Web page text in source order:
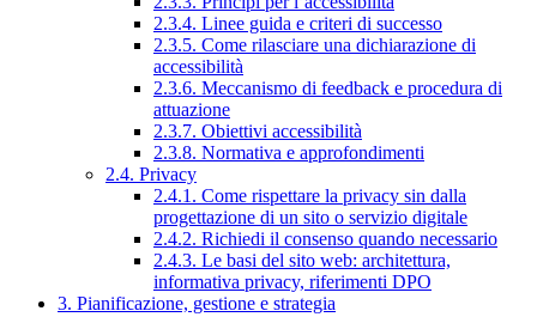
2.3.4. Linee guida e criteri di successo
2.3.5. Come rilasciare una dichiarazione di
accessibilità
2.3.6. Meccanismo di feedback e procedura di
attuazione
2.3.7. Obiettivi accessibilità
2.3.8. Normativa e approfondimenti
2.4. Privacy
2.4.1. Come rispettare la privacy sin dalla
progettazione di un sito o servizio digitale
2.4.2. Richiedi il consenso quando necessario
2.4.3. Le basi del sito web: architettura,
informativa privacy, riferimenti DPO
3. Pianificazione, gestione e strategia